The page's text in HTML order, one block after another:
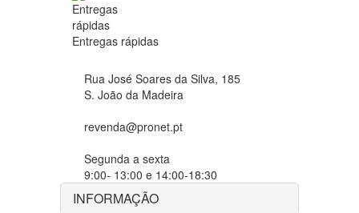
Entregas rápidas
Rua José Soares da Silva, 185
S. João da Madeira
revenda@pronet.pt
Segunda a sexta
9:00- 13:00 e 14:00-18:30
INFORMAÇÃO